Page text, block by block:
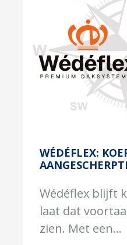
WÉDÉFLEX:
Wédéflex blijft
laat dat
zien. Met een...